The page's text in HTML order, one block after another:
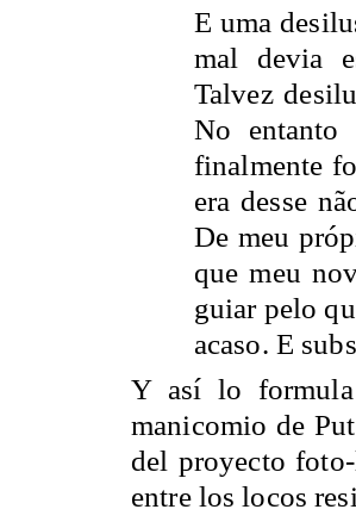
E uma
mal devia
Talvez
No entanto
finalmente
era desse
De meu
que meu
guiar pelo
acaso. E
Y así lo
manicomio de
del proyecto
entre los locos